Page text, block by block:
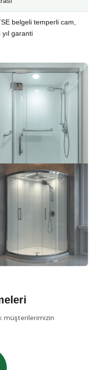
belgeli temperli cam,
yıl garanti
müşterilerimizin